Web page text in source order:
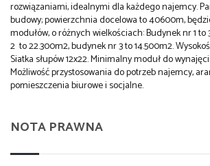
rozwiązaniami, idealnymi dla każdego najemcy.
budowy; powierzchnia docelowa to 40600m,
modułów, o różnych wielkościach: Budynek nr 1
2 to 22.300m2, budynek nr 3 to 14.500m2.
Siatka słupów 12x22. Minimalny moduł do
Możliwość przystosowania do potrzeb najemcy,
pomieszczenia biurowe i socjalne.
NOTA PRAWNA